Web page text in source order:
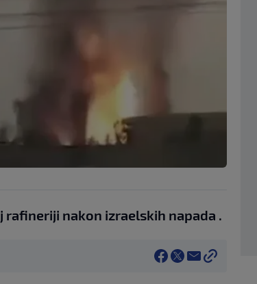
rafineriji nakon izraelskih napada .